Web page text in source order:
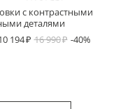
с контрастными
деталями
194
16 990 -40%